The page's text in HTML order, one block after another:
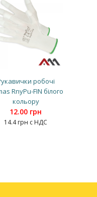
робочі
RnyPu-FIN білого
кольору
12.00 грн
14.4 грн с НДС